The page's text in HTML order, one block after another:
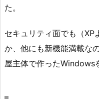
た。
セキュリティ面でも（XP
か、他にも新機能満載な
屋主体で作ったWindows